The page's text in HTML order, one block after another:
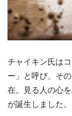
チャイキン氏は
ー」と呼び、そ
在。見る人の心
が誕生しました。